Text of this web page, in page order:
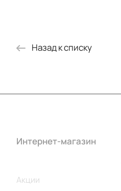
Назад к списку
Интернет-магазин
Акции